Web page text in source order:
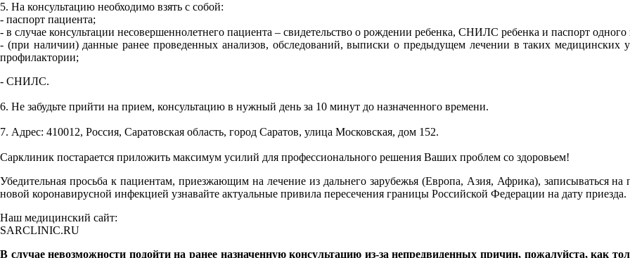
5. На консультацию необходимо взять с собой:
- паспорт пациента;
- в случае консультации несовершеннолетнего пациента – свидетельство о рождении ребенка, СНИЛС ребенка и паспорт одного
- (при наличии) данные ранее проведенных анализов, обследований, выписки о предыдущем лечении в таких медицинских
профилактории;
- СНИЛС.
6. Не забудьте прийти на прием, консультацию в нужный день за 10 минут до назначенного времени.
7. Адрес: 410012, Россия, Саратовская область, город Саратов, улица Московская, дом 152.
Сарклиник постарается приложить максимум усилий для профессионального решения Ваших проблем со здоровьем!
Убедительная просьба к пациентам, приезжающим на лечение из дальнего зарубежья (Европа, Азия, Африка), записываться
новой коронавирусной инфекцией узнавайте актуальные привила пересечения границы Российской Федерации на дату приезда.
Наш медицинский сайт:
SARCLINIC.RU
В случае невозможности подойти на ранее назначенную консультацию из-за непредвиденных причин, пожалуйста, как